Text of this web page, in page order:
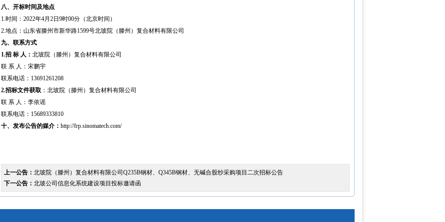
八、开标时间及地点
1.时间：2022年4月2日9时00分（北京时间）
2.地点：山东省滕州市新华路1599号北玻院（滕州）复合材料有限公司
九、联系方式
1.招 标 人： 北玻院（滕州）复合材料有限公司
联 系 人：宋鹏宇
联系电话：13691261208
2.招标文件获取 ：北玻院（滕州）复合材料有限公司
联 系 人：李依谣
联系电话：15689333810
十、发布公告的媒介： http://frp.sinomatech.com/
上一公告： 北玻院（滕州）复合材料有限公司Q235B钢材、Q345B钢材、无碱合股纱采购项目二次招标公告
下一公告： 北玻公司信息化系统建设项目投标邀请函